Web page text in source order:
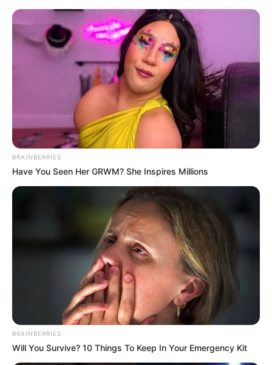
укр рус
Главная/Новости
В Харькове закрыли два перекрестка
Движение транспорта
на перекрестке ул
Большая Панасовская
- Новоивановский
мост частично
ограничено с 10
сентября.